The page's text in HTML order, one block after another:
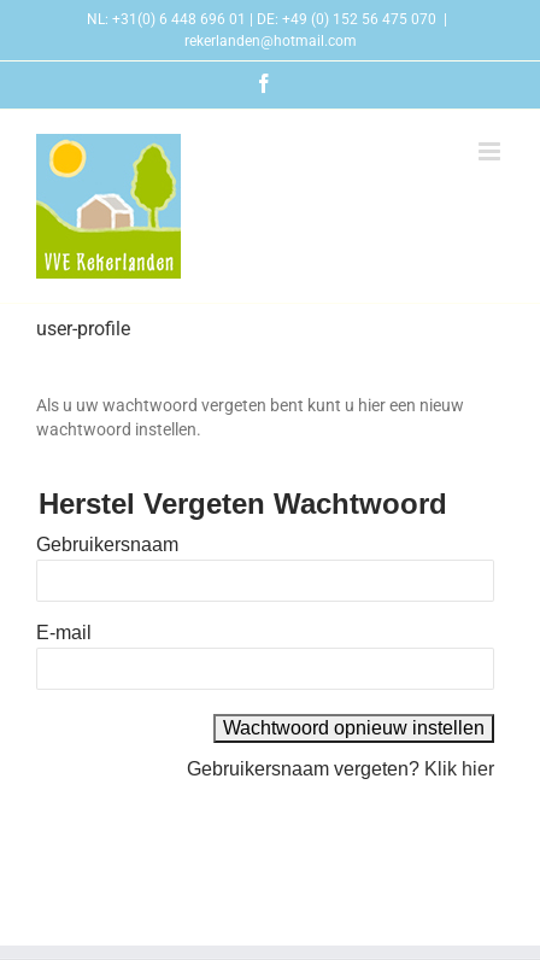
content
NL: +31(0) 6 448 696 01 | DE: +49 (0) 152 56 475 070
rekerlanden@hotmail.com
user-profile
Als u uw wachtwoord vergeten bent kunt u hier een nieuw
wachtwoord instellen.
Herstel Vergeten Wachtwoord
Gebruikersnaam
E-mail
Gebruikersnaam vergeten? Klik hier